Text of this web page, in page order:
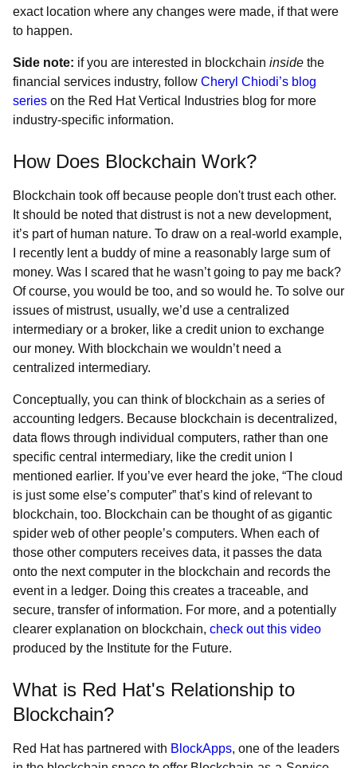
exact location where any changes were made, if that were
to happen.
Side note: if you are interested in blockchain inside the
financial services industry, follow Cheryl Chiodi’s blog
series on the Red Hat Vertical Industries blog for more
industry-specific information.
How Does Blockchain Work?
Blockchain took off because people don't trust each other.
It should be noted that distrust is not a new development,
it’s part of human nature. To draw on a real-world example,
I recently lent a buddy of mine a reasonably large sum of
money. Was I scared that he wasn’t going to pay me back?
Of course, you would be too, and so would he. To solve our
issues of mistrust, usually, we’d use a centralized
intermediary or a broker, like a credit union to exchange
our money. With blockchain we wouldn’t need a
centralized intermediary.
Conceptually, you can think of blockchain as a series of
accounting ledgers. Because blockchain is decentralized,
data flows through individual computers, rather than one
specific central intermediary, like the credit union I
mentioned earlier. If you’ve ever heard the joke, “The cloud
is just some else’s computer” that’s kind of relevant to
blockchain, too. Blockchain can be thought of as gigantic
spider web of other people’s computers. When each of
those other computers receives data, it passes the data
onto the next computer in the blockchain and records the
event in a ledger. Doing this creates a traceable, and
secure, transfer of information. For more, and a potentially
clearer explanation on blockchain, check out this video
produced by the Institute for the Future.
What is Red Hat's Relationship to
Blockchain?
Red Hat has partnered with BlockApps, one of the leaders